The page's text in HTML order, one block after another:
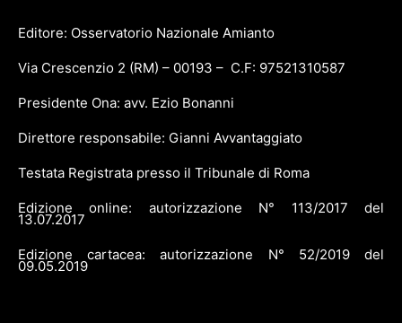
Editore: Osservatorio Nazionale Amianto
Via Crescenzio 2 (RM) – 00193 – C.F: 97521310587
Presidente Ona: avv. Ezio Bonanni
Direttore responsabile: Gianni Avvantaggiato
Testata Registrata presso il Tribunale di Roma
Edizione online: autorizzazione N° 113/2017 del
13.07.2017
Edizione cartacea: autorizzazione N° 52/2019 del
09.05.2019